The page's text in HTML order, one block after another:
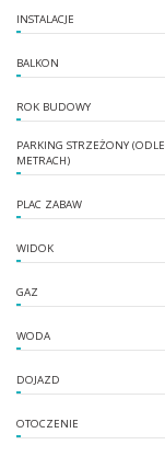
INSTALACJE
BALKON
ROK BUDOWY
PARKING STRZEŻONY
METRACH)
PLAC ZABAW
WIDOK
GAZ
WODA
DOJAZD
OTOCZENIE